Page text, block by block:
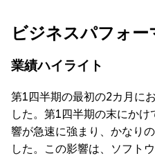
ビジネスパフォー
業績ハイライト
第1四半期の最初の2カ月に
した。第1四半期の末にか
響が急速に強まり、かなり
した。この影響は、ソフト